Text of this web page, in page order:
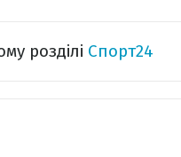
розділі Спорт24